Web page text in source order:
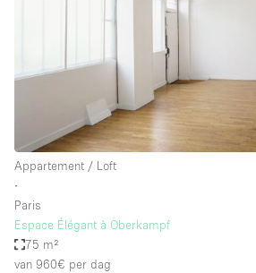
Appartement / Loft
∙
Paris
Espace Élégant à Oberkampf
75 m²
van 960€ per dag